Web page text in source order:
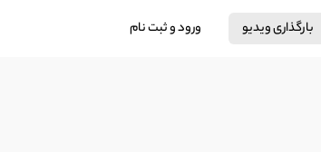
بارگذاری ویدیو ورود و ثبت نام